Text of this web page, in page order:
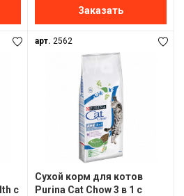
Заказать
с
арт. 2562
Сухой корм для котов
Purina Cat Chow 3 в 1 с